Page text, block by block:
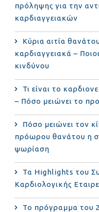
πρόληψης για την
καρδιαγγειακών
Κύρια αιτία
καρδιαγγειακά –
κινδύνου
Τι είναι το
– Πόσο μειώνει το
Πόσο μειώνει τον
πρόωρου θανάτου η
ψωρίαση
Τα Highlights του
Καρδιολογικής
Το πρόγραμμα του